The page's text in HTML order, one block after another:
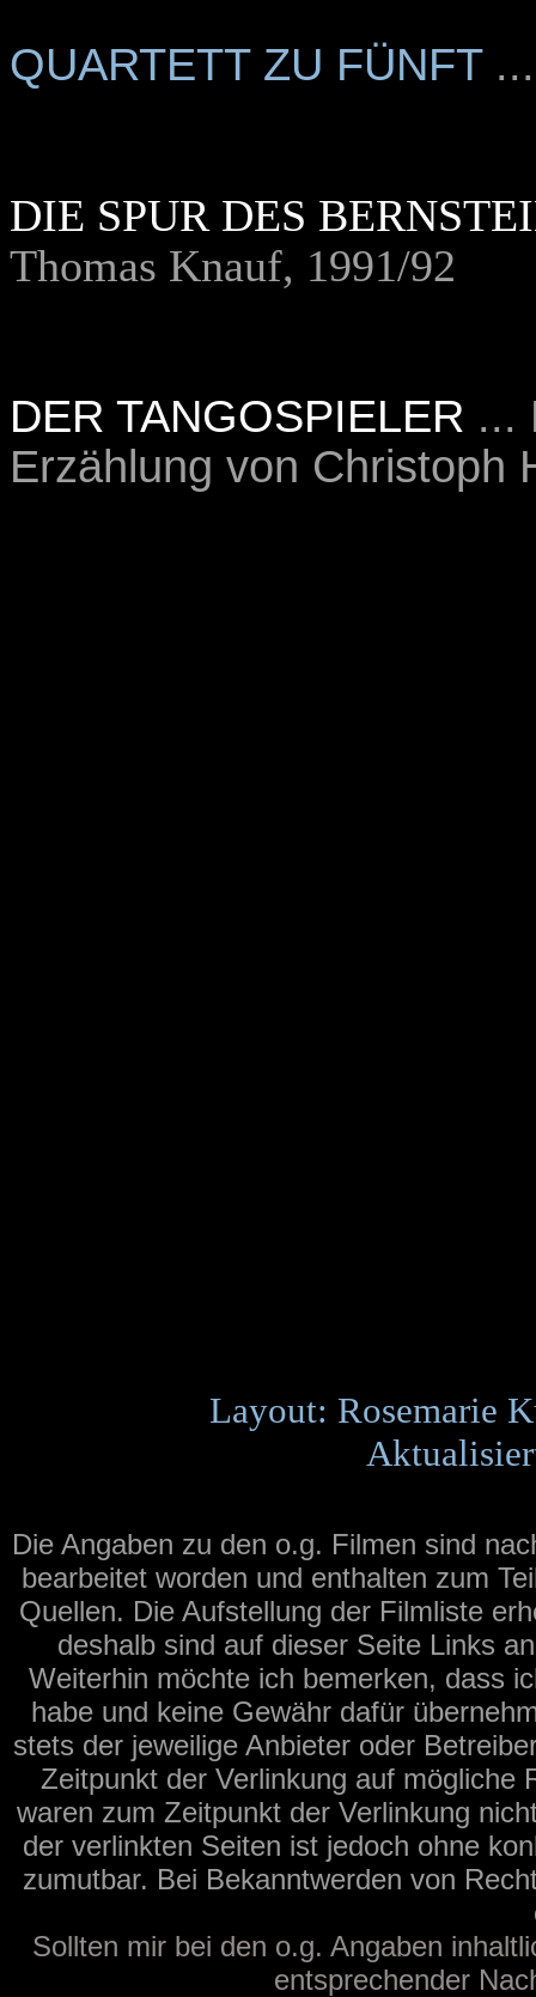
QUARTETT ZU FÜNFT
DIE SPUR DES
Thomas Knauf, 1991/92
DER TANGOSPIELER ...
Erzählung von Christoph
Layout: Rosemarie
Die Angaben zu den o.g. Filmen sind
bearbeitet worden und enthalten zum
Quellen. Die Aufstellung der Filmliste
deshalb sind auf dieser Seite Links
Weiterhin möchte ich bemerken, dass
habe und keine Gewähr dafür
stets der jeweilige Anbieter oder
Zeitpunkt der Verlinkung auf mögliche
waren zum Zeitpunkt der Verlinkung
der verlinkten Seiten ist jedoch ohne
zumutbar. Bei Bekanntwerden von
Sollten mir bei den o.g. Angaben
entsprechender